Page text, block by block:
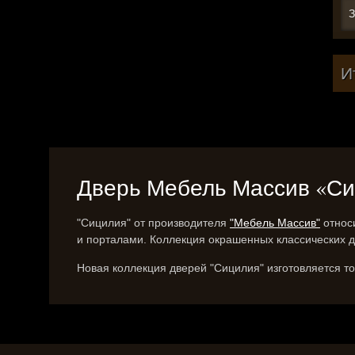
Дверь Мебель Массив
"Сицилия" от производителя "Мебель Массив"
и порталами. Коллекция окрашенных классических
Новая коллекция дверей "Сицилия" изготовляется